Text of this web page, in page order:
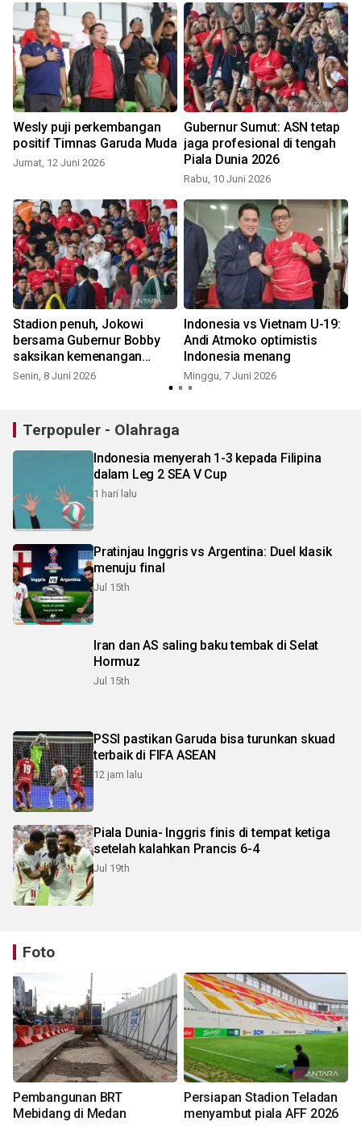
Wesly puji perkembangan
positif Timnas Garuda Muda
Jumat, 12 Juni 2026
Gubernur Sumut: ASN tetap
jaga profesional di tengah
Piala Dunia 2026
Rabu, 10 Juni 2026
Stadion penuh, Jokowi
bersama Gubernur Bobby
saksikan kemenangan
timnas
Senin, 8 Juni 2026
Indonesia vs Vietnam U-19:
Andi Atmoko optimistis
Indonesia menang
Minggu, 7 Juni 2026
Terpopuler - Olahraga
Indonesia menyerah 1-3 kepada Filipina
dalam Leg 2 SEA V Cup
1 hari lalu
Pratinjau Inggris vs Argentina: Duel klasik
menuju final
Jul 15th
Iran dan AS saling baku tembak di Selat
Hormuz
Jul 15th
PSSI pastikan Garuda bisa turunkan skuad
terbaik di FIFA ASEAN
12 jam lalu
Piala Dunia- Inggris finis di tempat ketiga
setelah kalahkan Prancis 6-4
Jul 19th
Foto
Pembangunan BRT
Mebidang di Medan
Persiapan Stadion Teladan
menyambut piala AFF 2026